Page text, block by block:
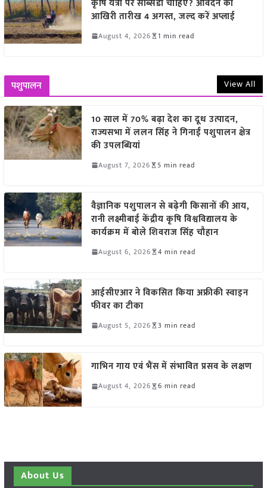
कृषि यंत्रों पर सब्सिडी चाहिए? आवेदन की
आखिरी तारीख 4 अगस्त, जल्द करें अप्लाई
August 4, 2026 1 min read
पशुपालन View All
10 साल में 70% बढ़ा देश का दूध उत्पादन,
राज्यसभा में ललन सिंह ने गिनाईं पशुपालन क्षेत्र
की उपलब्धियां
August 7, 2026 5 min read
वैज्ञानिक पशुपालन से बढ़ेगी किसानों की आय,
रानी लक्ष्मीबाई केंद्रीय कृषि विश्वविद्यालय के
कार्यक्रम में बोले शिवराज सिंह चौहान
August 6, 2026 4 min read
आईसीएआर ने विकसित किया अफ्रीकी स्वाइन
फीवर का टीका
August 5, 2026 3 min read
गाभिन गाय एवं भैंस में संभावित प्रसव के लक्षण
August 4, 2026 6 min read
About Us